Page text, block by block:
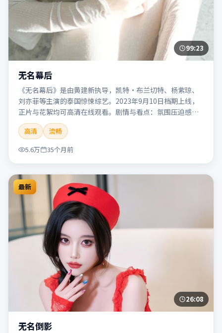
99:23
无名幕后
《无名幕后》是由黄建新执导，凯特·布兰切特、杨紫琼、
刘亦菲等主演的泰国惊悚综艺。2023年9月10日档期上线，
正片与花絮均可高清在线观看。剧情与看点：氛围压迫感
强，节奏紧张，适合追求刺激观影体验的观众。本片适合检
索「无名幕后」「黄建新」「惊悚」「泰国」「2023」
「2023-09-10上映」等关键词的影迷阅读简介与主创信息。
高清
流畅
5.6万
35个月前
最新
26:08
无名倒影